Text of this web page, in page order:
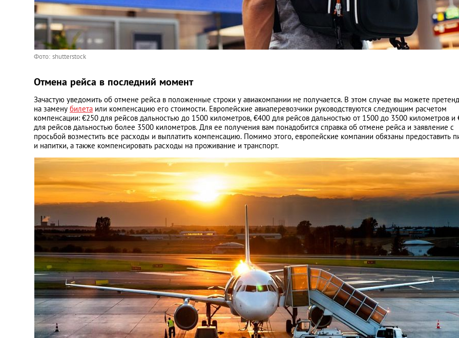
Фото: shutterstock
Отмена рейса в последний момент
Зачастую уведомить об отмене рейса в положенные строки у авиакомпании не получается. В этом случае вы можете
на замену билета или компенсацию его стоимости. Европейские авиаперевозчики руководствуются следующим расчетом
компенсации: €250 для рейсов дальностью до 1500 километров, €400 для рейсов дальностью от 1500 до 3500 километров и
для рейсов дальностью более 3500 километров. Для ее получения вам понадобится справка об отмене рейса и заявление с
просьбой возместить все расходы и выплатить компенсацию. Помимо этого, европейские компании обязаны предоставить
и напитки, а также компенсировать расходы на проживание и транспорт.